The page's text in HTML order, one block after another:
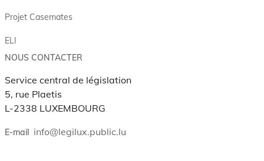
Projet Casemates
ELI
NOUS CONTACTER
Service central de législation
5, rue Plaetis
L-2338 LUXEMBOURG
E-mail info@legilux.public.lu